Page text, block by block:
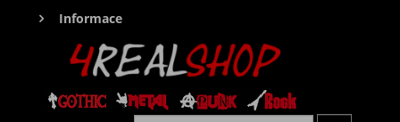
Informace